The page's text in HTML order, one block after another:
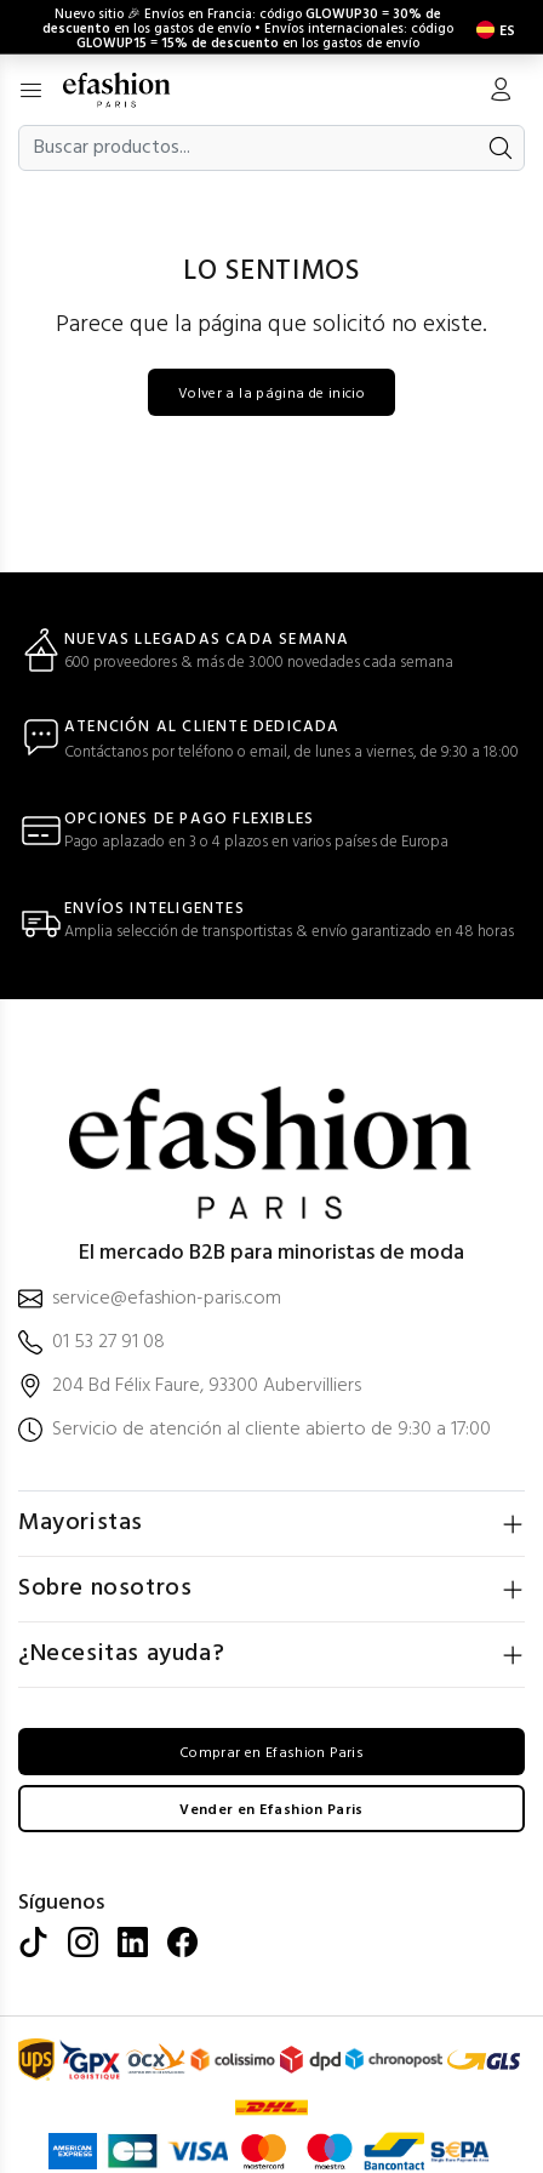
Nuevo sitio 🎉 Envíos en Francia: códigoGLOWUP30 =30% de
descuento en los gastos de envío • Envíos internacionales: código
GLOWUP15 =15% de descuento en los gastos de envío ES
LO SENTIMOS
Parece que la página que solicitó no existe.
Volver a la página de inicio
NUEVAS LLEGADAS CADA SEMANA
600 proveedores & más de 3.000 novedades cada semana
ATENCIÓN AL CLIENTE DEDICADA
Contáctanos por teléfono o email, de lunes a viernes, de 9:30 a 18:00
OPCIONES DE PAGO FLEXIBLES
Pago aplazado en 3 o 4 plazos en varios países de Europa
ENVÍOS INTELIGENTES
Amplia selección de transportistas & envío garantizado en 48 horas
El mercado B2B para minoristas de moda
service@efashion-paris.com
01 53 27 91 08
204 Bd Félix Faure, 93300 Aubervilliers
Servicio de atención al cliente abierto de 9:30 a 17:00
Mayoristas
Sobre nosotros
¿Necesitas ayuda?
Comprar en Efashion Paris
Vender en Efashion Paris
Síguenos